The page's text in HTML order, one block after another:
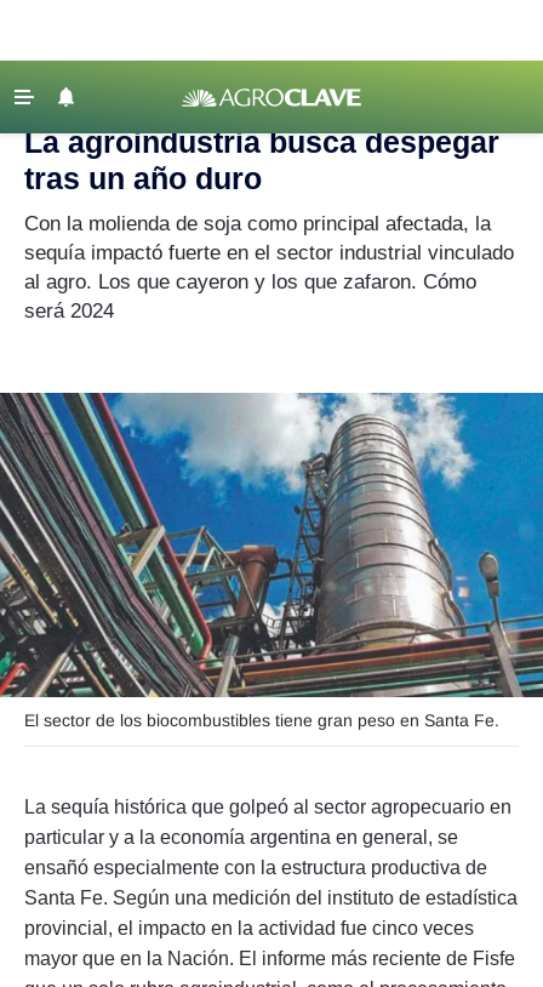
Agricultura
Lechería
Tecnología
Regionales
Clima
Agronegocios
Mercados
Seguinos
‹ VOLVER
Agroclave Mercados | soja
La agroindustria busca despegar
tras un año duro
Con la molienda de soja como principal afectada, la
sequía impactó fuerte en el sector industrial vinculado
al agro. Los que cayeron y los que zafaron. Cómo
será 2024
El sector de los biocombustibles tiene gran peso en Santa Fe.
La sequía histórica que golpeó al sector agropecuario en
particular y a la economía argentina en general, se
ensañó especialmente con la estructura productiva de
Santa Fe. Según una medición del instituto de estadística
provincial, el impacto en la actividad fue cinco veces
mayor que en la Nación. El informe más reciente de Fisfe